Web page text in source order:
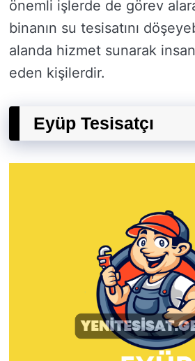
önemli işlerde de görev
binanın su tesisatını
alanda hizmet sunarak
eden kişilerdir.
Eyüp Tesisatçı